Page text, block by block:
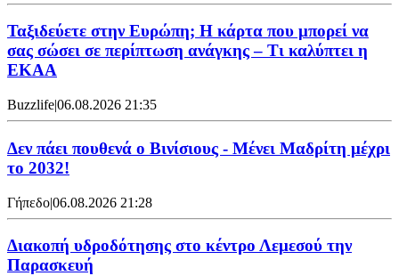
Ταξιδεύετε στην Ευρώπη; Η κάρτα που μπορεί να
σας σώσει σε περίπτωση ανάγκης – Τι καλύπτει η
ΕΚΑΑ
Buzzlife|06.08.2026 21:35
Δεν πάει πουθενά ο Βινίσιους - Μένει Μαδρίτη μέχρι
το 2032!
Γήπεδο|06.08.2026 21:28
Διακοπή υδροδότησης στο κέντρο Λεμεσού την
Παρασκευή